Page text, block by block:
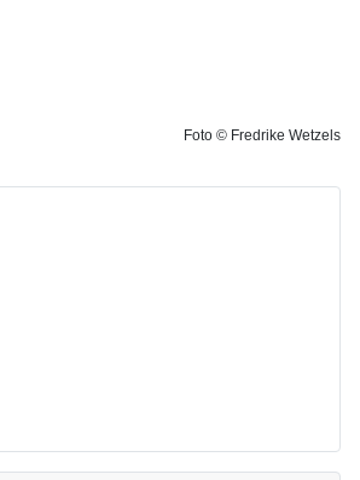
Foto © Fredrike Wetzels